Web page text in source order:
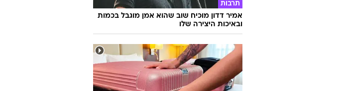
תרבות
אמיר דדון מוכיח שוב שהוא אמן מוגבל בכמות
ובאיכות היצירה שלו